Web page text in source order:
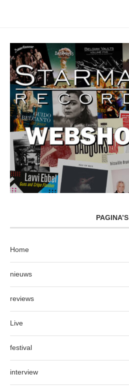
PAGINA’S
Home
nieuws
reviews
Live
festival
interview